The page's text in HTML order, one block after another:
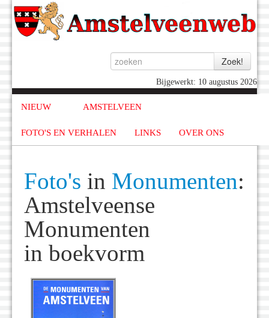
Bijgewerkt: 10 augustus 2026
NIEUW AMSTELVEEN
FOTO'S EN VERHALEN LINKS OVER ONS
Foto's in Monumenten:
Amstelveense
Monumenten
in boekvorm